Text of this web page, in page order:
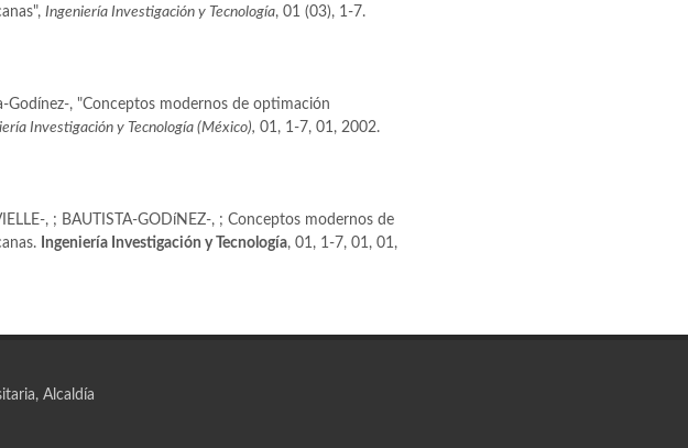
Ingeniería Investigación y Tecnología, 01 (03), 1-7.
Godínez-, "Conceptos modernos de optimación
Investigación y Tecnología (México), 01, 1-7, 01, 2002.
, ; BAUTISTA-GODíNEZ-, ; Conceptos modernos de
Ingeniería Investigación y Tecnología, 01, 1-7, 01, 01,
Alcaldía